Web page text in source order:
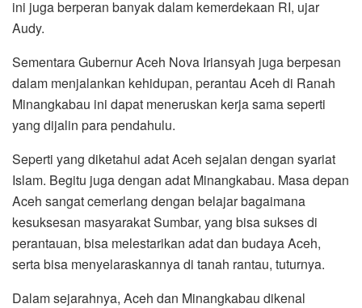
ini juga berperan banyak dalam kemerdekaan RI, ujar
Audy.
Sementara Gubernur Aceh Nova Iriansyah juga berpesan
dalam menjalankan kehidupan, perantau Aceh di Ranah
Minangkabau ini dapat meneruskan kerja sama seperti
yang dijalin para pendahulu.
Seperti yang diketahui adat Aceh sejalan dengan syariat
Islam. Begitu juga dengan adat Minangkabau. Masa depan
Aceh sangat cemerlang dengan belajar bagaimana
kesuksesan masyarakat Sumbar, yang bisa sukses di
perantauan, bisa melestarikan adat dan budaya Aceh,
serta bisa menyelaraskannya di tanah rantau, tuturnya.
Dalam sejarahnya, Aceh dan Minangkabau dikenal